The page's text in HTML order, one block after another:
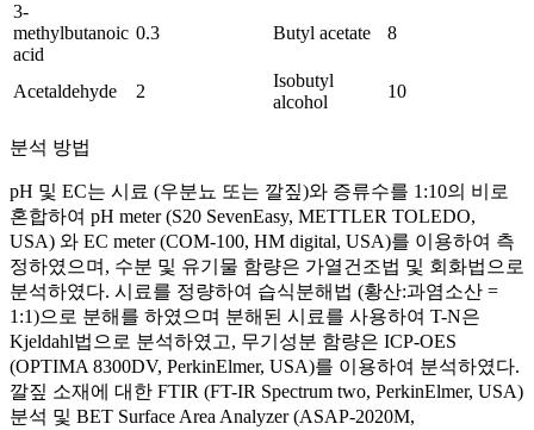
3-
methylbutanoic
acid
0.3 Butyl acetate 8
Acetaldehyde 2
Isobutyl
alcohol
10
분석 방법
pH 및 EC는 시료 (우분뇨 또는 깔짚)와 증류수를 1:10의 비로
혼합하여 pH meter (S20 SevenEasy, METTLER TOLEDO,
USA) 와 EC meter (COM-100, HM digital, USA)를 이용하여 측
정하였으며, 수분 및 유기물 함량은 가열건조법 및 회화법으로
분석하였다. 시료를 정량하여 습식분해법 (황산:과염소산 =
1:1)으로 분해를 하였으며 분해된 시료를 사용하여 T-N은
Kjeldahl법으로 분석하였고, 무기성분 함량은 ICP-OES
(OPTIMA 8300DV, PerkinElmer, USA)를 이용하여 분석하였다.
깔짚 소재에 대한 FTIR (FT-IR Spectrum two, PerkinElmer, USA)
분석 및 BET Surface Area Analyzer (ASAP-2020M,